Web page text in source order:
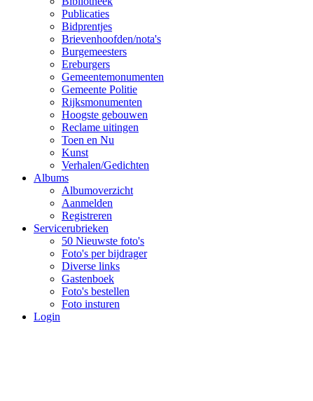
Publicaties
Bidprentjes
Brievenhoofden/nota's
Burgemeesters
Ereburgers
Gemeentemonumenten
Gemeente Politie
Rijksmonumenten
Hoogste gebouwen
Reclame uitingen
Toen en Nu
Kunst
Verhalen/Gedichten
Albums
Albumoverzicht
Aanmelden
Registreren
Servicerubrieken
50 Nieuwste foto's
Foto's per bijdrager
Diverse links
Gastenboek
Foto's bestellen
Foto insturen
Login